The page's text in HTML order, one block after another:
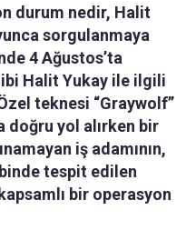
durum nedir, Halit
sorgulanmaya
4 Ağustos’ta
Halit Yukay ile ilgili
teknesi “Graywolf”
doğru yol alırken bir
iş adamının,
tespit edilen
bir operasyon